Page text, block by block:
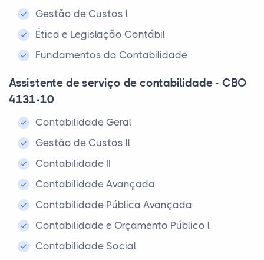
Gestão de Custos l
Ética e Legislação Contábil
Fundamentos da Contabilidade
Assistente de serviço de contabilidade - CBO
4131-10
Contabilidade Geral
Gestão de Custos ll
Contabilidade II
Contabilidade Avançada
Contabilidade Pública Avançada
Contabilidade e Orçamento Público l
Contabilidade Social